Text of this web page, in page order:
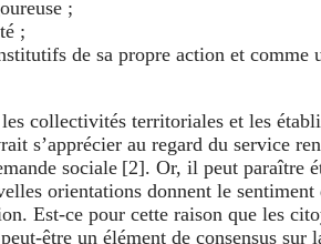
;
;
de sa propre action et comme
collectivités territoriales et les
s’apprécier au regard du service
sociale [2]. Or, il peut paraître
orientations donnent le sentiment
Est-ce pour cette raison que les
être un élément de consensus sur